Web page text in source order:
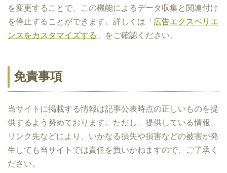
を変更することで、この機能によるデータ収集と関連付け
を停止することができます。詳しくは「広告エクスペリエ
ンスをカスタマイズする 」をご確認ください。
免責事項
当サイトに掲載する情報は記事公表時点の正しいものを提
供するよう努めております。ただし、提供している情報、
リンク先などにより、いかなる損失や損害などの被害が発
生しても当サイトでは責任を負いかねますので、ご了承く
ださい。